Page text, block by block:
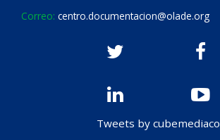
Correo: centro.documentacion@olade.org
Tweets by cubemediaco